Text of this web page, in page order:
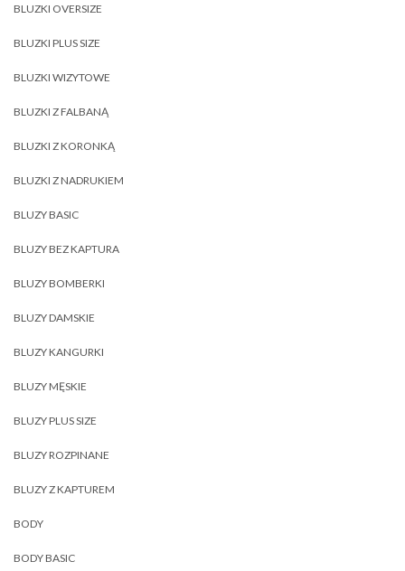
BLUZKI OVERSIZE
BLUZKI PLUS SIZE
BLUZKI WIZYTOWE
BLUZKI Z FALBANĄ
BLUZKI Z KORONKĄ
BLUZKI Z NADRUKIEM
BLUZY BASIC
BLUZY BEZ KAPTURA
BLUZY BOMBERKI
BLUZY DAMSKIE
BLUZY KANGURKI
BLUZY MĘSKIE
BLUZY PLUS SIZE
BLUZY ROZPINANE
BLUZY Z KAPTUREM
BODY
BODY BASIC